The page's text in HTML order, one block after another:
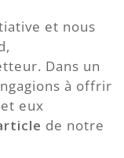
et nous
Dans un
à offrir
eux
de notre